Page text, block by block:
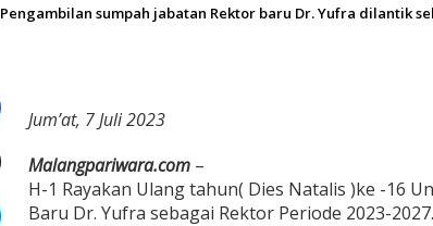
a
n
i
e
r
s
Pengambilan sumpah jabatan Rektor baru Dr. Yufra dilantik
Jum’at, 7 Juli 2023
Malangpariwara.com–
H-1 Rayakan Ulang tahun( Dies Natalis )ke -16
Baru Dr. Yufra sebagai Rektor Periode 2023-2027.